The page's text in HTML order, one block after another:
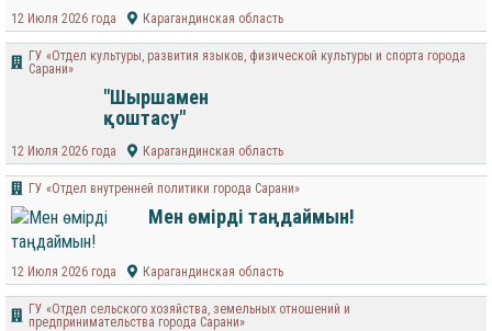
12 Июля 2026 года Карагандинская область
ГУ «Отдел культуры, развития языков, физической культуры и спорта города
Сарани»
"Шыршамен
қоштасу"
12 Июля 2026 года Карагандинская область
ГУ «Отдел внутренней политики города Сарани»
Мен өмірді таңдаймын!
12 Июля 2026 года Карагандинская область
ГУ «Отдел сельского хозяйства, земельных отношений и
предпринимательства города Сарани»